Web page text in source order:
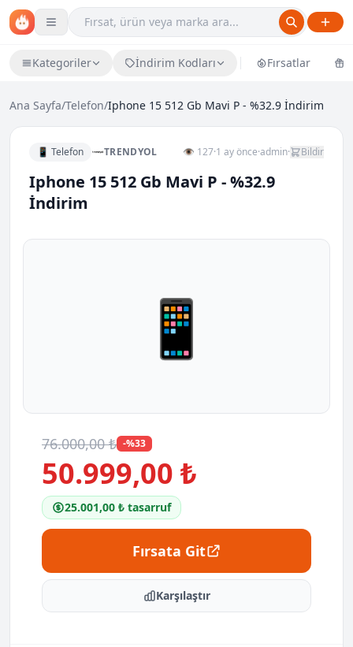
Kategoriler İndirim Kodları Fırsatlar
Ana Sayfa/Telefon/Iphone 15 512 Gb Mavi P - %32.9 İndirim
📱 Telefon TRENDYOL 👁 127·1 ay önce·admin· Bildir
Iphone 15 512 Gb Mavi P - %32.9
İndirim
📱
76.000,00 ₺ -%33
50.999,00 ₺
25.001,00 ₺ tasarruf
Fırsata Git
Karşılaştır